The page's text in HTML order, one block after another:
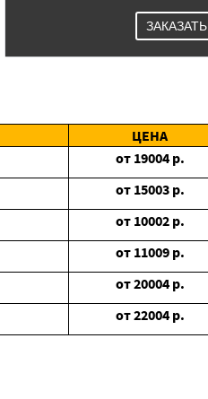
ЗАКАЗАТЬ
ЦЕНА
от 19004 р.
от 15003 р.
от 10002 р.
от 11009 р.
от20004 р.
от22004 р.